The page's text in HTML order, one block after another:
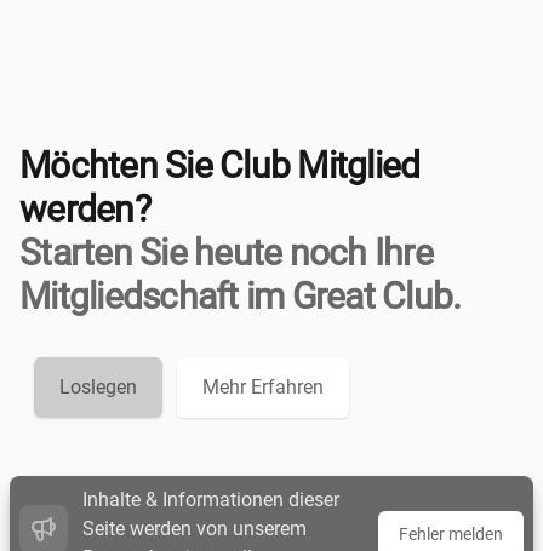
Möchten Sie Club Mitglied
werden?
Starten Sie heute noch Ihre
Mitgliedschaft im Great Club.
Loslegen Mehr Erfahren
Inhalte & Informationen dieser
Seite werden von unserem
Fehler melden